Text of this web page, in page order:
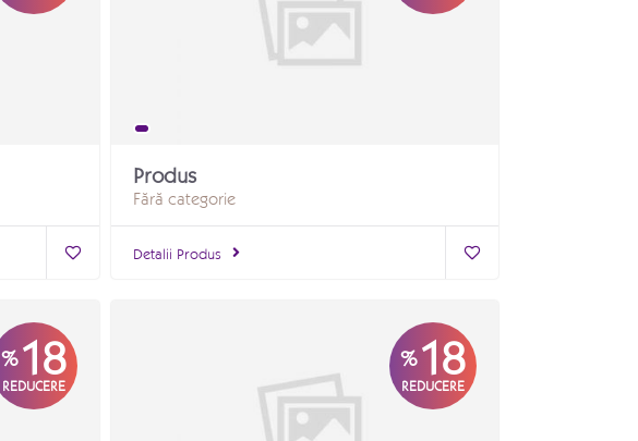
Produs
Fără categorie
Detalii Produs
%18
REDUCERE
%18
REDUCERE